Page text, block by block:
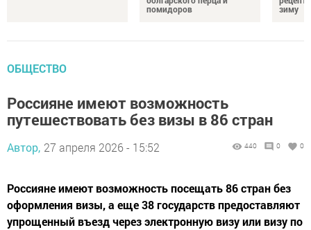
помидоров
зиму
ОБЩЕСТВО
Россияне имеют возможность
путешествовать без визы в 86 стран
Автор, 27 апреля 2026 - 15:52 440 0 0
Россияне имеют возможность посещать 86 стран без
оформления визы, а еще 38 государств предоставляют
упрощенный въезд через электронную визу или визу по